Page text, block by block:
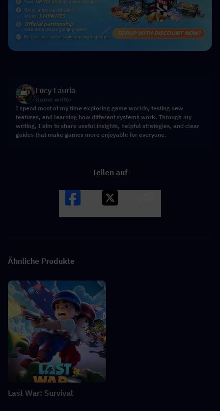
Lucy Lauria
Game writer
I spend most of my time exploring game worlds, testing new
features, and learning how different systems work. Through my
writing, I aim to share useful insights, helpful strategies, and clear
guides that make games more enjoyable for everyone.
Teilen auf
Ähnliche Produkte
Last War: Survival